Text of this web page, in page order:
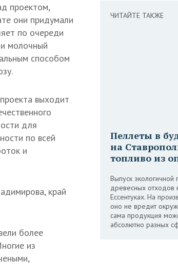
ЧИТАЙТЕ ТАКЖЕ
Пеллеты в
на
топливо из
Выпуск экологичной
древесных отходов
Ессентуках. На
оно не вредит
сама продукция
абсолютно разных
проектом,
они придумали
по очереди
молочный
способом
выходит
для
по всей
и
край
более
из